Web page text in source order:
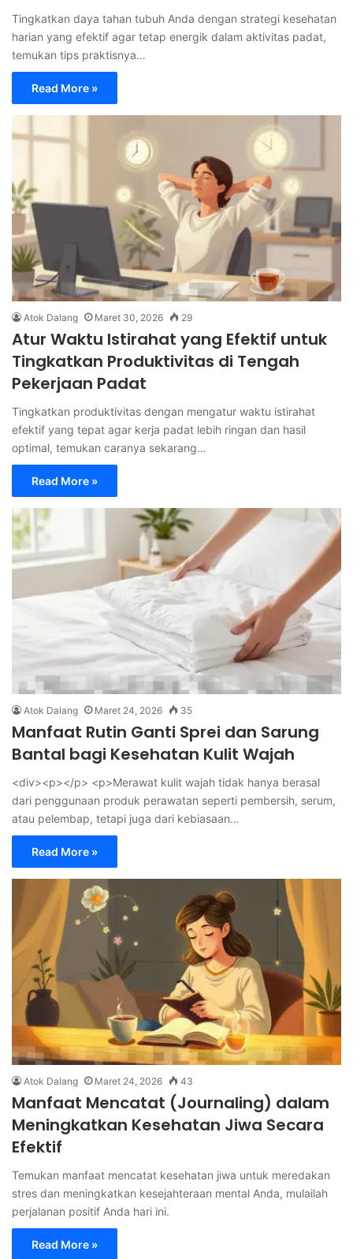
Tingkatkan daya tahan tubuh Anda dengan strategi kesehatan
harian yang efektif agar tetap energik dalam aktivitas padat,
temukan tips praktisnya…
Read More »
Atok Dalang Maret 30, 2026 29
Atur Waktu Istirahat yang Efektif untuk
Tingkatkan Produktivitas di Tengah
Pekerjaan Padat
Tingkatkan produktivitas dengan mengatur waktu istirahat
efektif yang tepat agar kerja padat lebih ringan dan hasil
optimal, temukan caranya sekarang…
Read More »
Atok Dalang Maret 24, 2026 35
Manfaat Rutin Ganti Sprei dan Sarung
Bantal bagi Kesehatan Kulit Wajah
<div><p></p> <p>Merawat kulit wajah tidak hanya berasal
dari penggunaan produk perawatan seperti pembersih, serum,
atau pelembap, tetapi juga dari kebiasaan…
Read More »
Atok Dalang Maret 24, 2026 43
Manfaat Mencatat (Journaling) dalam
Meningkatkan Kesehatan Jiwa Secara
Efektif
Temukan manfaat mencatat kesehatan jiwa untuk meredakan
stres dan meningkatkan kesejahteraan mental Anda, mulailah
perjalanan positif Anda hari ini.
Read More »